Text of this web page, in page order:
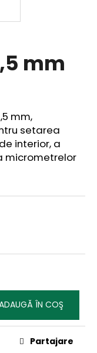
mm
mm,
setarea
interior, a
micrometrelor
ÎN COŞ
Partajare